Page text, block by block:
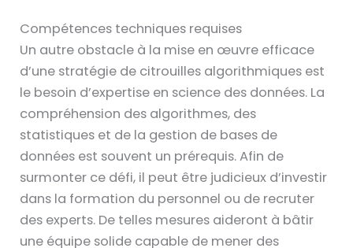
Compétences techniques requises
Un autre obstacle à la mise en œuvre efficace
d’une stratégie de citrouilles algorithmiques est
le besoin d’expertise en science des données. La
compréhension des algorithmes, des
statistiques et de la gestion de bases de
données est souvent un prérequis. Afin de
surmonter ce défi, il peut être judicieux d’investir
dans la formation du personnel ou de recruter
des experts. De telles mesures aideront à bâtir
une équipe solide capable de mener des